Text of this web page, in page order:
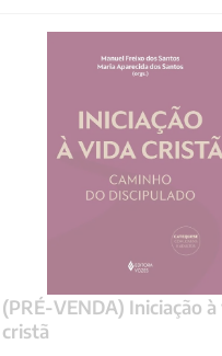
(PRÉ-VENDA) Iniciação à
cristã